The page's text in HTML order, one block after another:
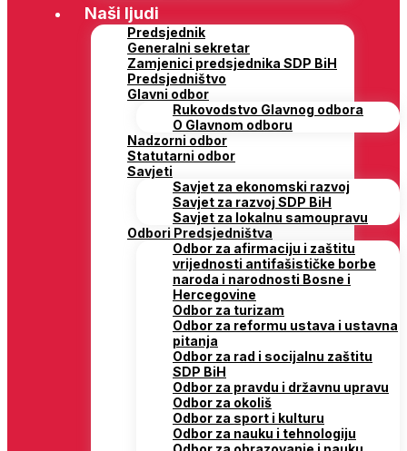
Naši ljudi
Predsjednik
Generalni sekretar
Zamjenici predsjednika SDP BiH
Predsjedništvo
Glavni odbor
Rukovodstvo Glavnog odbora
O Glavnom odboru
Nadzorni odbor
Statutarni odbor
Savjeti
Savjet za ekonomski razvoj
Savjet za razvoj SDP BiH
Savjet za lokalnu samoupravu
Odbori Predsjedništva
Odbor za afirmaciju i zaštitu
vrijednosti antifašističke borbe
naroda i narodnosti Bosne i
Hercegovine
Odbor za turizam
Odbor za reformu ustava i ustavna
pitanja
Odbor za rad i socijalnu zaštitu
SDP BiH
Odbor za pravdu i državnu upravu
Odbor za okoliš
Odbor za sport i kulturu
Odbor za nauku i tehnologiju